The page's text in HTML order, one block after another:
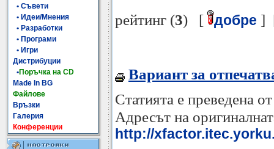
• Съвети
• Идеи/Мнения
• Разработки
• Програми
• Игри
Дистрибуции
•Поръчка на CD
Made In BG
Файлове
Връзки
Галерия
Конференции
рейтинг (3) [ добре ]
Вариант за
Статията е преведена
Адресът на
http://